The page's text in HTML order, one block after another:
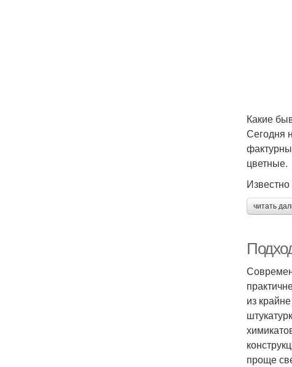
Какие
Сегодня
цветные.
читать
из
проще